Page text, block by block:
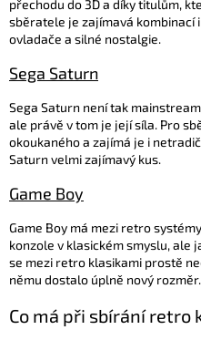
přechodu do 3D a díky titulům,
sběratele je zajímavá kombinací
ovladače a silné nostalgie.
Sega Saturn
Sega Saturn není tak
ale právě v tom je její síla. Pro
okoukaného a zajímá je i
Saturn velmi zajímavý kus.
Game Boy
Game Boy má mezi retro
konzole v klasickém smyslu, ale
se mezi retro klasikami prostě
němu dostalo úplně nový rozměr.
Co má při sbírání